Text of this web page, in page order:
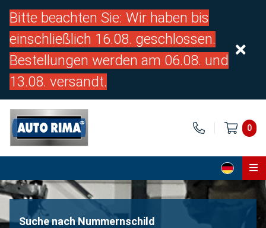
Bitte beachten Sie: Wir haben bis
einschließlich 16.08. geschlossen.
Bestellungen werden am 06.08. und
13.08. versandt.
0
Home
Suche nach Nummernschild